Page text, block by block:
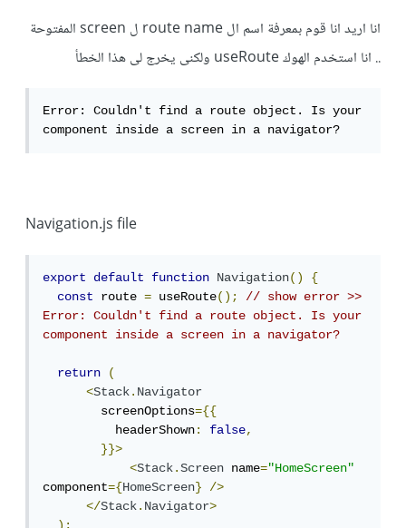
انا اريد انا قوم بمعرفة اسم ال route name ل screen المفتوحة
.. انا استخدم الهوك useRoute ولكنى يخرج لى هذا الخطأ
Error: Couldn't find a route object. Is your
component inside a screen in a navigator?
Navigation.js file
export default function Navigation()
{
const
route = useRoute();
// show error >>
Error: Couldn't find a route object. Is your
component inside a screen in a navigator?
return
(
<Stack.Navigator
        screenOptions
={{
          headerShown
: false,
}}>
<Stack.Screen name="HomeScreen"
component={HomeScreen}
/>
</Stack.Navigator>